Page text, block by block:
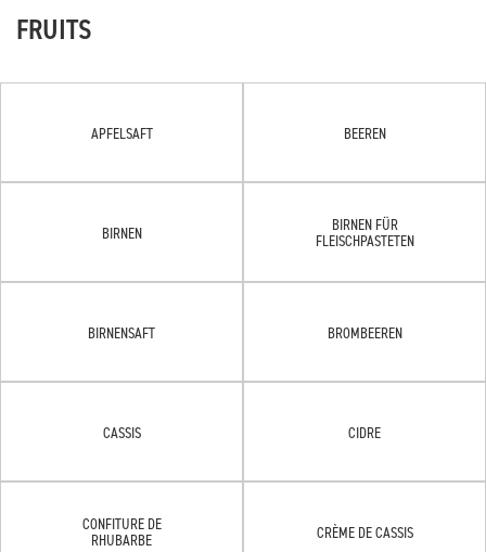
FRUITS
APFELSAFT BEEREN
BIRNEN
BIRNEN FÜR
FLEISCHPASTETEN
BIRNENSAFT BROMBEEREN
CASSIS CIDRE
CONFITURE DE
RHUBARBE
CRÈME DE CASSIS